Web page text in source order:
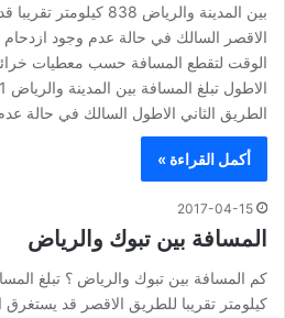
بين المدينة والرياض 838
الوقت لتقطع المسافة حسب معطيات
الطريق الثاني الاطول السالك في حالة عدم
أكمل القراءة »
2017-04-15
المسافة بين تبوك والرياض
كيلومتر تقريبا للطريق الاقصر قد